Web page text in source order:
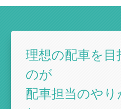
理想の配車を目
のが
配車担当のや